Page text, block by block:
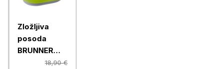
Zložljiva
posoda
BRUNNER
18,90 €